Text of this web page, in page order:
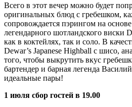
Всего в этот вечер можно будет
оригинальных блюд с гребешком,
сопровождается пэрингом на
легендарного шотландского виски
как в коктейлях, так и соло. В
Dewar’s Japanese Highball с шисо,
того, чтобы выкрутить вкус
бартендер и барная легенда
идеальные пары!
1 июля сбор гостей в 19.00